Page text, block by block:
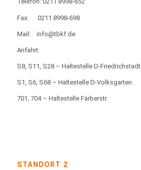
Fax: 0211 8998-698
Mail: info@tbkf.de
Anfahrt:
S8, S11, S28 – Haltestelle D-Friedrichstadt
S1, S6, S68 – Haltestelle D-Volksgarten
701, 704 – Haltestelle Färberstr.
STANDORT 2